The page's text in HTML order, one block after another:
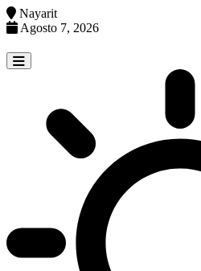
Nayarit
Agosto 7, 2026
to
content